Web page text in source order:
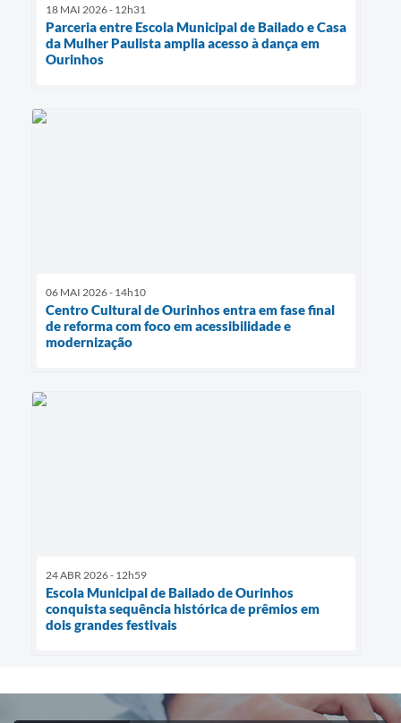
18 MAI 2026 - 12h31
Parceria entre Escola Municipal de Bailado e Casa
da Mulher Paulista amplia acesso à dança em
Ourinhos
06 MAI 2026 - 14h10
Centro Cultural de Ourinhos entra em fase final
de reforma com foco em acessibilidade e
modernização
24 ABR 2026 - 12h59
Escola Municipal de Bailado de Ourinhos
conquista sequência histórica de prêmios em
dois grandes festivais